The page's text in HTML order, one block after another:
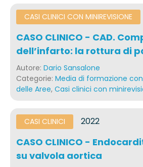
CASI CLINICI CON MINIREVISIONE​
CASO CLINICO - CAD.
dell’infarto: la rottura di
Autore: Dario Sansalone
Categorie: Media di formazione
delle Aree, Casi clinici con
CASI CLINICI 2022
CASO CLINICO -
su valvola aortica